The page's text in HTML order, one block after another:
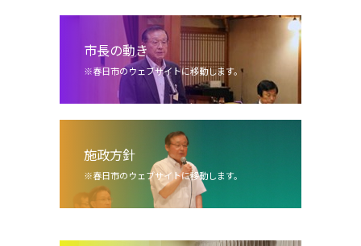
市長の動き
※春日市のウェブサイトに移動します。
施政方針
※春日市のウェブサイトに移動します。